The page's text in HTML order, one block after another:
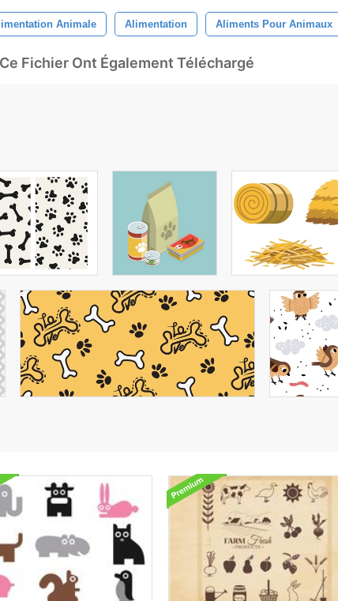
Animale Alimentation Aliments Pour Animaux
Fichier Ont Également Téléchargé